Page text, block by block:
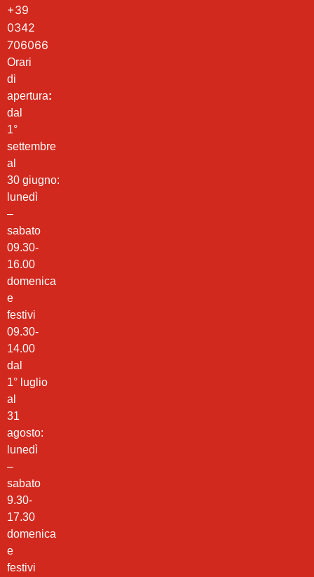
+39
0342
706066
Orari
di
apertura:
dal
1°
settembre
al
30 giugno:
lunedì
–
sabato
09.30-
16.00
domenica
e
festivi
09.30-
14.00
dal
1° luglio
al
31
agosto:
lunedì
–
sabato
9.30-
17.30
domenica
e
festivi